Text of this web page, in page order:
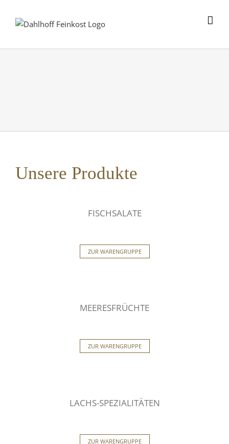
Unsere Produkte
FISCHSALATE
ZUR WARENGRUPPE
MEERESFRÜCHTE
ZUR WARENGRUPPE
LACHS-SPEZIALITÄTEN
ZUR WARENGRUPPE